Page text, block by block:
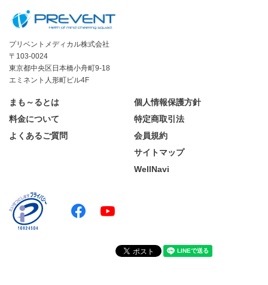
プリベントメディカル株式会社
〒103-0024
東京都中央区日本橋小舟町9-18
エミネント人形町ビル4F
まも～るとは
料金について
よくあるご質問
個人情報保護方針
特定商取引法
会員規約
サイトマップ
WellNavi